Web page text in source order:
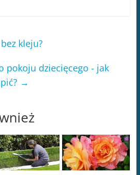
kleju?
pokoju dziecięcego - jak
→